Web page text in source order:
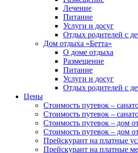
Лечение
Питание
Услуги и досуг
Отдых родителей с
Дом отдыха «Бетта»
О доме отдыха
Размещение
Питание
Услуги и досуг
Отдых родителей с
Цены
Стоимость путевок –
Стоимость путевок –
Стоимость путевок – дом
Стоимость путевок – дом
Прейскурант на платные
Прейскурант на платные